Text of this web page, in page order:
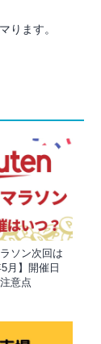
ります。
ソン次回は
月】開催日
意点